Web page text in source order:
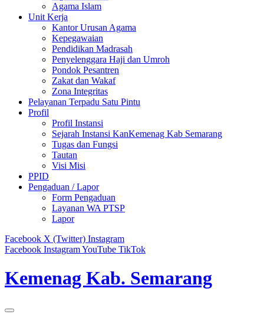
Agama Islam
Unit Kerja
Kantor Urusan Agama
Kepegawaian
Pendidikan Madrasah
Penyelenggara Haji dan Umroh
Pondok Pesantren
Zakat dan Wakaf
Zona Integritas
Pelayanan Terpadu Satu Pintu
Profil
Profil Instansi
Sejarah Instansi KanKemenag Kab Semarang
Tugas dan Fungsi
Tautan
Visi Misi
PPID
Pengaduan / Lapor
Form Pengaduan
Layanan WA PTSP
Lapor
Facebook X (Twitter) Instagram
Facebook InstagramYouTube TikTok
Kemenag Kab. Semarang